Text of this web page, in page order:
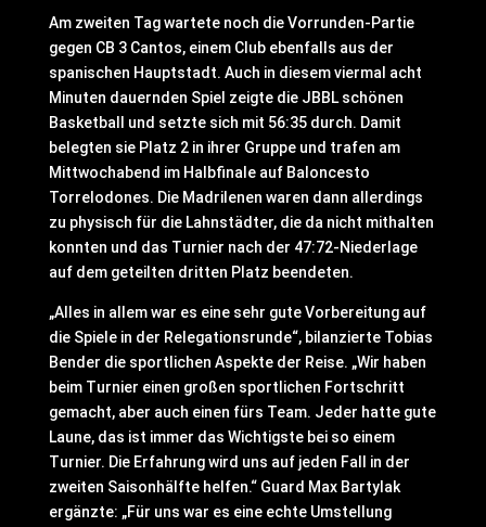
Am zweiten Tag wartete noch die Vorrunden-Partie
gegen CB 3 Cantos, einem Club ebenfalls aus der
spanischen Hauptstadt. Auch in diesem viermal acht
Minuten dauernden Spiel zeigte die JBBL schönen
Basketball und setzte sich mit 56:35 durch. Damit
belegten sie Platz 2 in ihrer Gruppe und trafen am
Mittwochabend im Halbfinale auf Baloncesto
Torrelodones. Die Madrilenen waren dann allerdings
zu physisch für die Lahnstädter, die da nicht mithalten
konnten und das Turnier nach der 47:72-Niederlage
auf dem geteilten dritten Platz beendeten.
„Alles in allem war es eine sehr gute Vorbereitung auf
die Spiele in der Relegationsrunde“, bilanzierte Tobias
Bender die sportlichen Aspekte der Reise. „Wir haben
beim Turnier einen großen sportlichen Fortschritt
gemacht, aber auch einen fürs Team. Jeder hatte gute
Laune, das ist immer das Wichtigste bei so einem
Turnier. Die Erfahrung wird uns auf jeden Fall in der
zweiten Saisonhälfte helfen.“ Guard Max Bartylak
ergänzte: „Für uns war es eine echte Umstellung